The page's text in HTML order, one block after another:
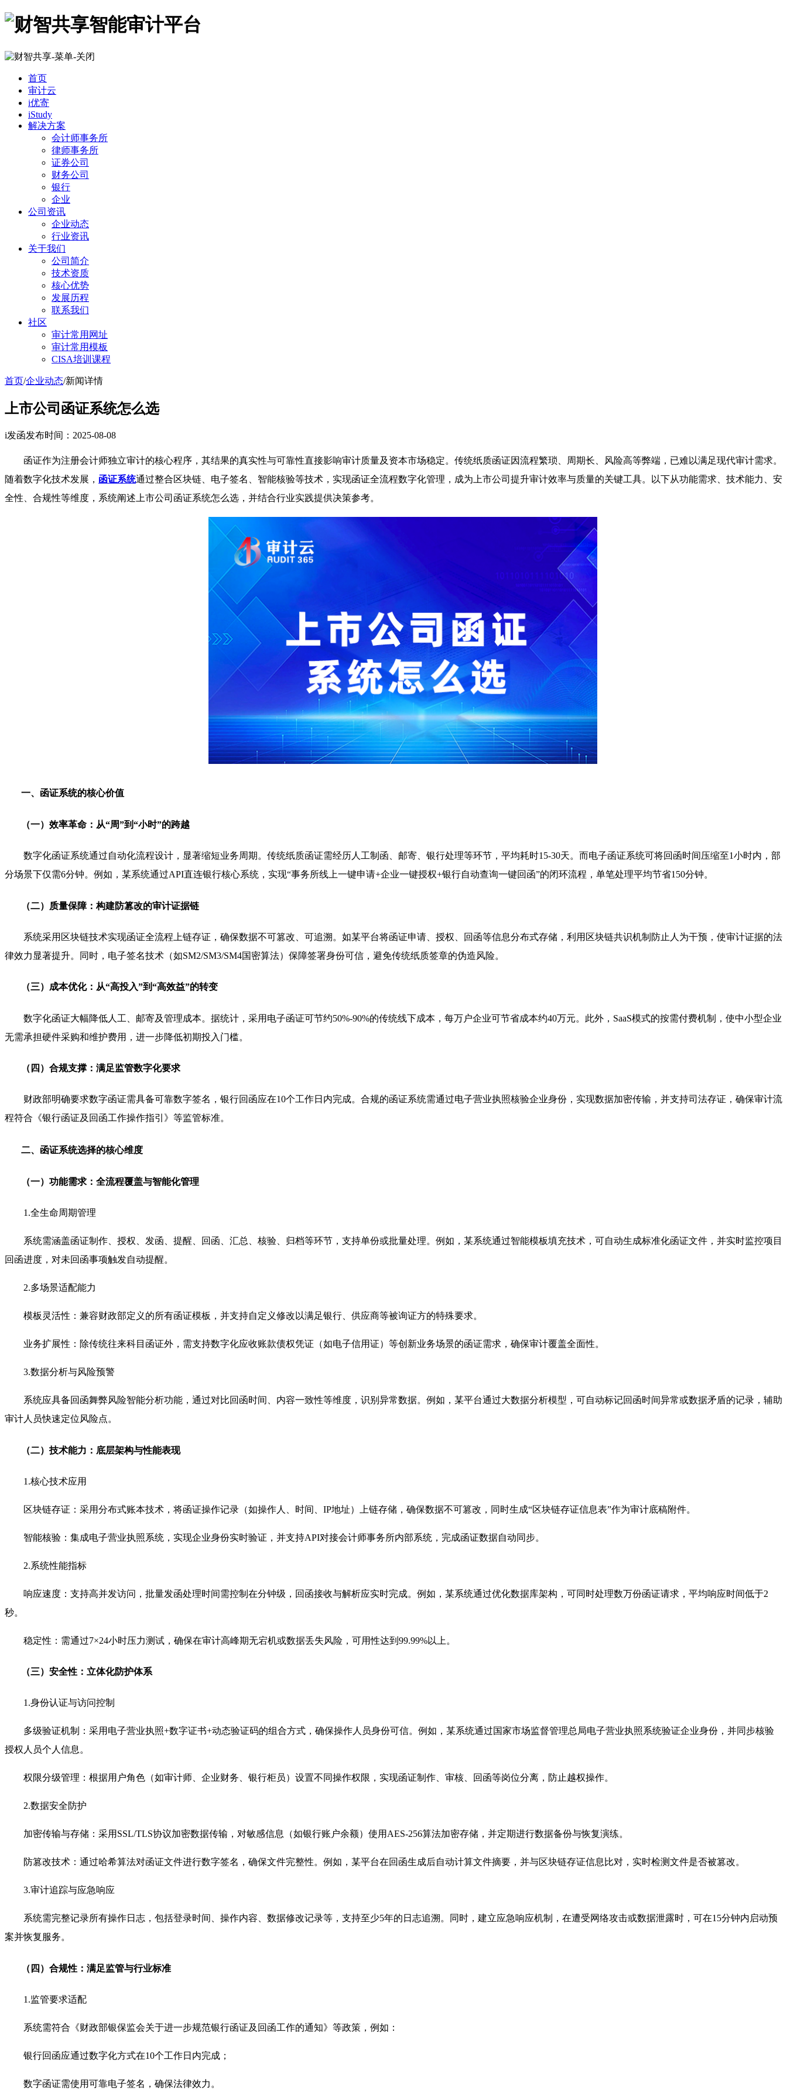
首页
审计云
i优寄
iStudy
解决方案
会计师事务所
律师事务所
证券公司
财务公司
银行
企业
公司资讯
企业动态
行业资讯
关于我们
公司简介
技术资质
核心优势
发展历程
联系我们
社区
审计常用网址
审计常用模板
CISA培训课程
首页/企业动态/新闻详情
上市公司函证系统怎么选
i发函发布时间：2025-08-08
函证作为注册会计师独立审计的核心程序，其结果的真实性与可靠性直接影响审计质量及资本市场稳定。传统纸质函证因流程繁琐、周期长、风险高等弊端，已难以满足现代审计需求。
随着数字化技术发展， 函证系统通过整合区块链、电子签名、智能核验等技术，实现函证全流程数字化管理，成为上市公司提升审计效率与质量的关键工具。以下从功能需求、技术能力、安
全性、合规性等维度，系统阐述上市公司函证系统怎么选，并结合行业实践提供决策参考。
一、函证系统的核心价值
（一）效率革命：从“周”到“小时”的跨越
数字化函证系统通过自动化流程设计，显著缩短业务周期。传统纸质函证需经历人工制函、邮寄、银行处理等环节，平均耗时15-30天。而电子函证系统可将回函时间压缩至1小时内，部
分场景下仅需6分钟。例如，某系统通过API直连银行核心系统，实现“事务所线上一键申请+企业一键授权+银行自动查询一键回函”的闭环流程，单笔处理平均节省150分钟。
（二）质量保障：构建防篡改的审计证据链
系统采用区块链技术实现函证全流程上链存证，确保数据不可篡改、可追溯。如某平台将函证申请、授权、回函等信息分布式存储，利用区块链共识机制防止人为干预，使审计证据的法
律效力显著提升。同时，电子签名技术（如SM2/SM3/SM4国密算法）保障签署身份可信，避免传统纸质签章的伪造风险。
（三）成本优化：从“高投入”到“高效益”的转变
数字化函证大幅降低人工、邮寄及管理成本。据统计，采用电子函证可节约50%-90%的传统线下成本，每万户企业可节省成本约40万元。此外，SaaS模式的按需付费机制，使中小型企业
无需承担硬件采购和维护费用，进一步降低初期投入门槛。
（四）合规支撑：满足监管数字化要求
财政部明确要求数字函证需具备可靠数字签名，银行回函应在10个工作日内完成。合规的函证系统需通过电子营业执照核验企业身份，实现数据加密传输，并支持司法存证，确保审计流
程符合《银行函证及回函工作操作指引》等监管标准。
二、函证系统选择的核心维度
（一）功能需求：全流程覆盖与智能化管理
1.全生命周期管理
系统需涵盖函证制作、授权、发函、提醒、回函、汇总、核验、归档等环节，支持单份或批量处理。例如，某系统通过智能模板填充技术，可自动生成标准化函证文件，并实时监控项目
回函进度，对未回函事项触发自动提醒。
2.多场景适配能力
模板灵活性：兼容财政部定义的所有函证模板，并支持自定义修改以满足银行、供应商等被询证方的特殊要求。
业务扩展性：除传统往来科目函证外，需支持数字化应收账款债权凭证（如电子信用证）等创新业务场景的函证需求，确保审计覆盖全面性。
3.数据分析与风险预警
系统应具备回函舞弊风险智能分析功能，通过对比回函时间、内容一致性等维度，识别异常数据。例如，某平台通过大数据分析模型，可自动标记回函时间异常或数据矛盾的记录，辅助
审计人员快速定位风险点。
（二）技术能力：底层架构与性能表现
1.核心技术应用
区块链存证：采用分布式账本技术，将函证操作记录（如操作人、时间、IP地址）上链存储，确保数据不可篡改，同时生成“区块链存证信息表”作为审计底稿附件。
智能核验：集成电子营业执照系统，实现企业身份实时验证，并支持API对接会计师事务所内部系统，完成函证数据自动同步。
2.系统性能指标
响应速度：支持高并发访问，批量发函处理时间需控制在分钟级，回函接收与解析应实时完成。例如，某系统通过优化数据库架构，可同时处理数万份函证请求，平均响应时间低于2
秒。
稳定性：需通过7×24小时压力测试，确保在审计高峰期无宕机或数据丢失风险，可用性达到99.99%以上。
（三）安全性：立体化防护体系
1.身份认证与访问控制
多级验证机制：采用电子营业执照+数字证书+动态验证码的组合方式，确保操作人员身份可信。例如，某系统通过国家市场监督管理总局电子营业执照系统验证企业身份，并同步核验
授权人员个人信息。
权限分级管理：根据用户角色（如审计师、企业财务、银行柜员）设置不同操作权限，实现函证制作、审核、回函等岗位分离，防止越权操作。
2.数据安全防护
加密传输与存储：采用SSL/TLS协议加密数据传输，对敏感信息（如银行账户余额）使用AES-256算法加密存储，并定期进行数据备份与恢复演练。
防篡改技术：通过哈希算法对函证文件进行数字签名，确保文件完整性。例如，某平台在回函生成后自动计算文件摘要，并与区块链存证信息比对，实时检测文件是否被篡改。
3.审计追踪与应急响应
系统需完整记录所有操作日志，包括登录时间、操作内容、数据修改记录等，支持至少5年的日志追溯。同时，建立应急响应机制，在遭受网络攻击或数据泄露时，可在15分钟内启动预
案并恢复服务。
（四）合规性：满足监管与行业标准
1.监管要求适配
系统需符合《财政部银保监会关于进一步规范银行函证及回函工作的通知》等政策，例如：
银行回函应通过数字化方式在10个工作日内完成；
数字函证需使用可靠电子签名，确保法律效力。